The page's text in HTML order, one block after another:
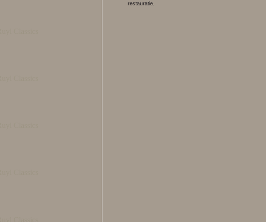
restauratie.